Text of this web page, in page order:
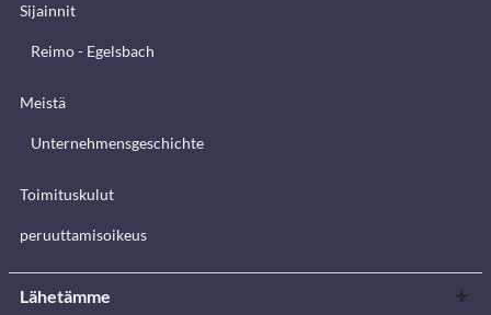
Sijainnit
Reimo - Egelsbach
Meistä
Unternehmensgeschichte
Toimituskulut
peruuttamisoikeus
Lähetämme